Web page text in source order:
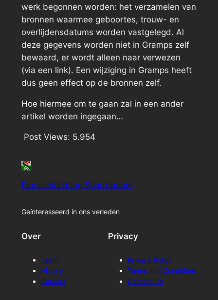
werk begonnen worden: het verzamelen van
bronnen waarmee geboortes, trouw- en
overlijdensdatums worden vastgelegd. Al
deze gegevens worden niet in Gramps zelf
bewaard, er wordt alleen naar verwezen
(via een link). Een wijziging in Gramps heeft
dus geen effect op de bronnen zelf.
Hoe hiermee om te gaan zal in een ander
artikel worden ingegaan…
Post Views: 5.954
Familiestichting Sparreboom
Geínteresseerd in ons verleden
Over
Team
History
Careers
Privacy
Privacy Policy
Terms and Conditions
Contact Us